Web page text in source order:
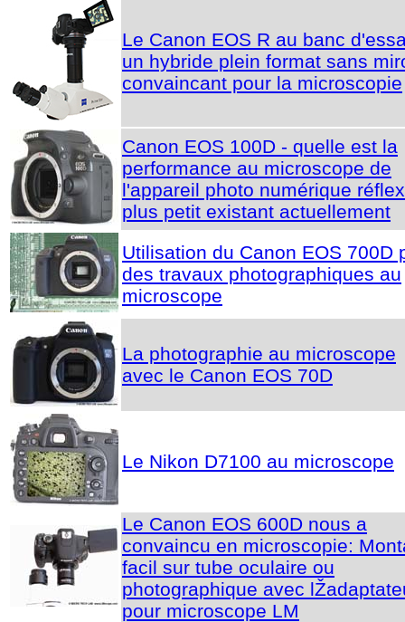
Le Canon EOS R au banc
un hybride plein format sans
convaincant pour la microscopie
Canon EOS 100D - quelle est la
performance au microscope de
l'appareil photo numérique
plus petit existant actuellement
Utilisation du Canon EOS 700D
des travaux photographiques au
microscope
La photographie au microscope
avec le Canon EOS 70D
Le Nikon D7100 au microscope
Le Canon EOS 600D nous a
convaincu en microscopie:
facil sur tube oculaire ou
photographique avec
pour microscope LM